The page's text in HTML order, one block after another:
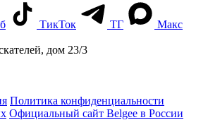
ТикТок ТГ
Макс
дом 23/3
Политика конфиденциальности
Официальный сайт Belgee в России